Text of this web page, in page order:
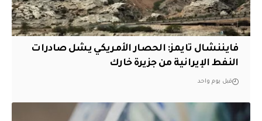
فايننشال تايمز: الحصار الأمريكي يشل صادرات
النفط الإيرانية من جزيرة خارك
قبل يوم واحد